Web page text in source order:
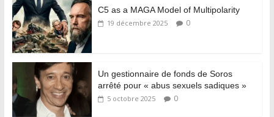
C5 as a MAGA Model of Multipolarity
19 décembre 2025 0
Un gestionnaire de fonds de Soros
arrêté pour « abus sexuels sadiques »
5 octobre 2025 0